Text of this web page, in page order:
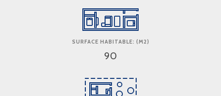
SURFACE HABITABLE: (M2)
90